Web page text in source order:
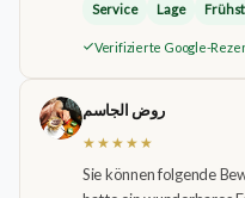
Service Lage
Verifizierte Google-
روض الجاسم
★★★★★
Sie können folgende